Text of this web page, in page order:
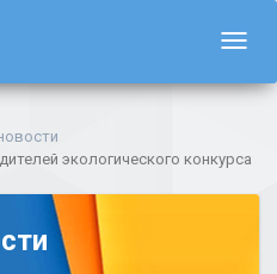
экологического конкурса